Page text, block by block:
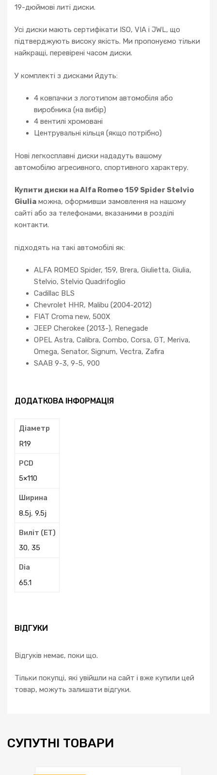
19-дюймові литі диски.
Усі диски мають сертифікати ISO, VIA і JWL, що
підтверджують високу якість. Ми пропонуємо тільки
найкращі, перевірені часом диски.
У комплекті з дисками йдуть:
4 ковпачки з логотипом автомобіля або
виробника (на вибір)
4 вентилі хромовані
Центрувальні кільця (якщо потрібно)
Нові легкосплавні диски нададуть вашому
автомобілю агресивного, спортивного характеру.
Купити диски на Alfa Romeo 159 Spider Stelvio
Giulia можна, оформивши замовлення на нашому
сайті або за телефонами, вказаними в розділі
контакти.
підходять на такі автомобілі як:
ALFA ROMEO Spider, 159, Brera, Giulietta, Giulia,
Stelvio, Stelvio Quadrifoglio
Cadillac BLS
Chevrolet HHR, Malibu (2004-2012)
FIAT Croma new, 500X
JEEP Cherokee (2013-), Renegade
OPEL Astra, Calibra, Combo, Corsa, GT, Meriva,
Omega, Senator, Signum, Vectra, Zafira
SAAB 9-3, 9-5, 900
ДОДАТКОВА ІНФОРМАЦІЯ
Діаметр
R19
PCD
5×110
Ширина
8.5j, 9.5j
Виліт (ЕТ)
30, 35
Dia
65.1
ВІДГУКИ
Відгуків немає, поки що.
Тільки покупці, які увійшли на сайт і вже купили цей
товар, можуть залишати відгуки.
СУПУТНІ ТОВАРИ